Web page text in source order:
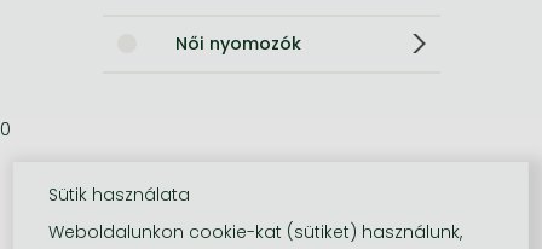
Női nyomozók
0
Sütik használata
Weboldalunkon cookie-kat (sütiket) használunk,